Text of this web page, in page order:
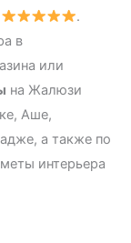
.
в
или
на Жалюзи
Аше,
а также по
интерьера